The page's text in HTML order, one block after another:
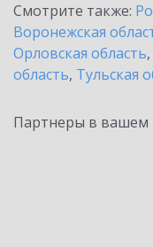
Смотрите также:
Воронежская
Орловская область,
область, Тульская
Партнеры в вашем